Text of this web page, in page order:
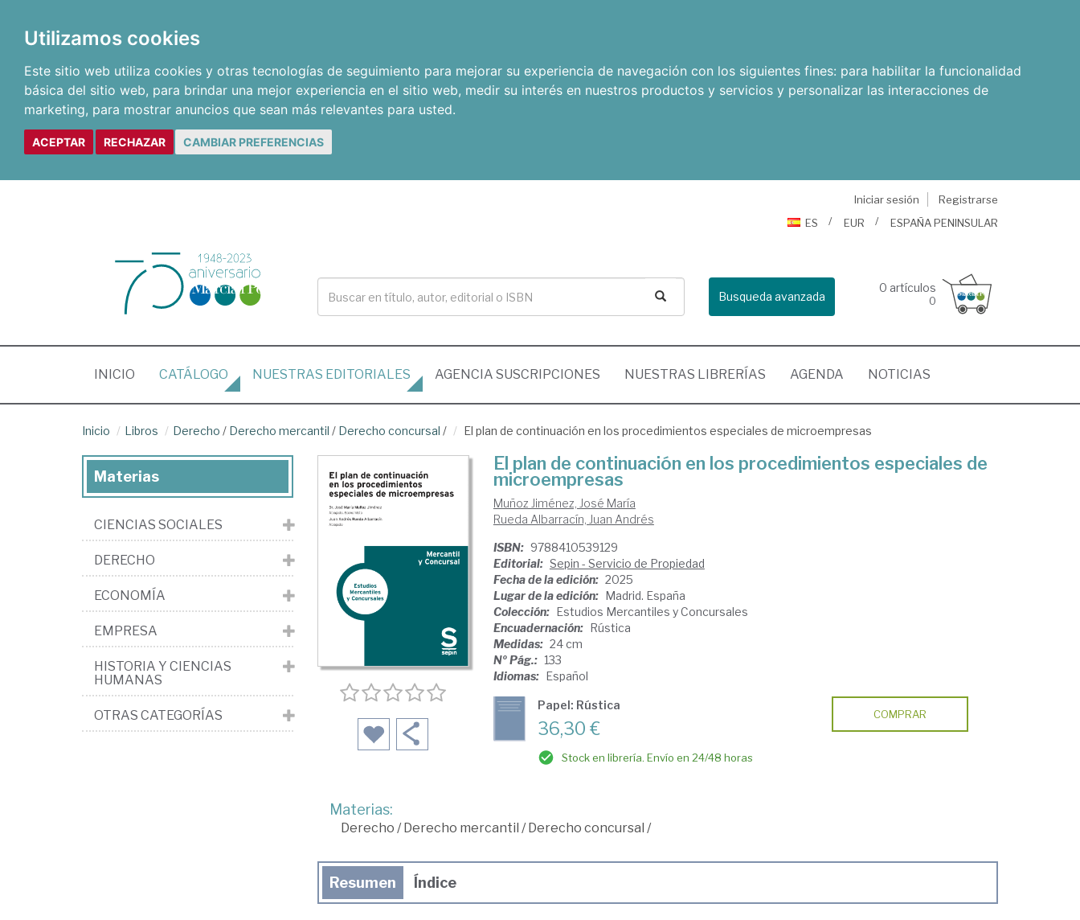
Utilizamos cookies
Este sitio web utiliza cookies y otras tecnologías de seguimiento para mejorar su experiencia de navegación con los siguientes fines: para habilitar la funcionalidad
básica del sitio web, para brindar una mejor experiencia en el sitio web, medir su interés en nuestros productos y servicios y personalizar las interacciones de
marketing, para mostrar anuncios que sean más relevantes para usted.
ACEPTAR RECHAZAR CAMBIAR PREFERENCIAS
Iniciar sesión
Registrarse
ES
EUR ESPAÑA PENINSULAR
Busqueda avanzada
0 artículos
0
INICIO (CURRENT)
CATÁLOGO NUESTRAS EDITORIALES AGENCIA SUSCRIPCIONES NUESTRAS LIBRERÍAS AGENDA NOTICIAS
Inicio Libros Derecho / Derecho mercantil / Derecho concursal / El plan de continuación en los procedimientos especiales de microempresas
El plan de continuación en los procedimientos especiales de
microempresas
Muñoz Jiménez, José María
Rueda Albarracín, Juan Andrés
ISBN: 9788410539129
Editorial: Sepin - Servicio de Propiedad
Fecha de la edición: 2025
Lugar de la edición: Madrid. España
Colección: Estudios Mercantiles y Concursales
Encuadernación: Rústica
Medidas: 24 cm
Nº Pág.: 133
Idiomas: Español
Papel: Rústica
36,30 €
Stock en librería. Envío en 24/48 horas
COMPRAR
Materias:
Derecho /Derecho mercantil /Derecho concursal /
Resumen Índice
Materias
CIENCIAS SOCIALES
DERECHO
ECONOMÍA
EMPRESA
HISTORIA Y CIENCIAS
HUMANAS
OTRAS CATEGORÍAS